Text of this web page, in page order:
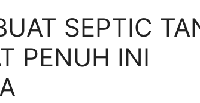
SEPTIC
PENUH INI